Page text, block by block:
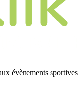
évènements sportives